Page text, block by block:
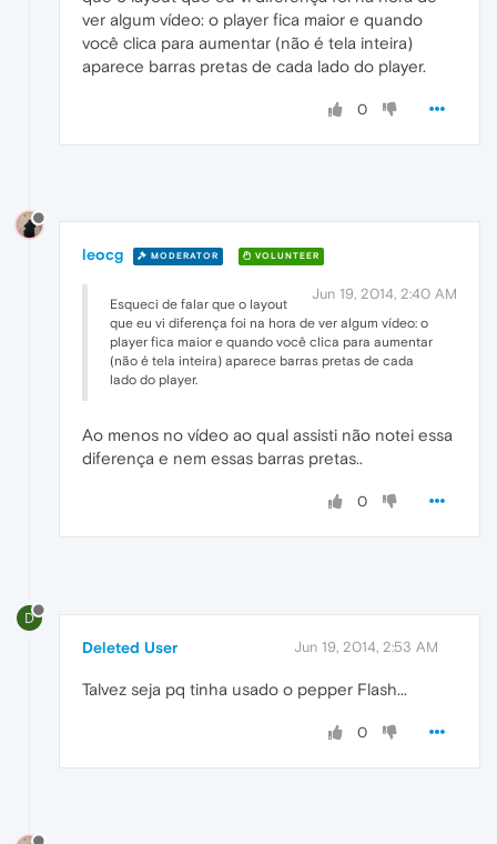
ver algum vídeo: o player fica maior e quando
você clica para aumentar (não é tela inteira)
aparece barras pretas de cada lado do player.
0
leocg MODERATOR VOLUNTEER
Jun 19, 2014, 2:40 AM
Esqueci de falar que o layout
que eu vi diferença foi na hora de ver algum vídeo: o
player fica maior e quando você clica para aumentar
(não é tela inteira) aparece barras pretas de cada
lado do player.
Ao menos no vídeo ao qual assisti não notei essa
diferença e nem essas barras pretas..
0
D
Deleted User Jun 19, 2014, 2:53 AM
Talvez seja pq tinha usado o pepper Flash...
0